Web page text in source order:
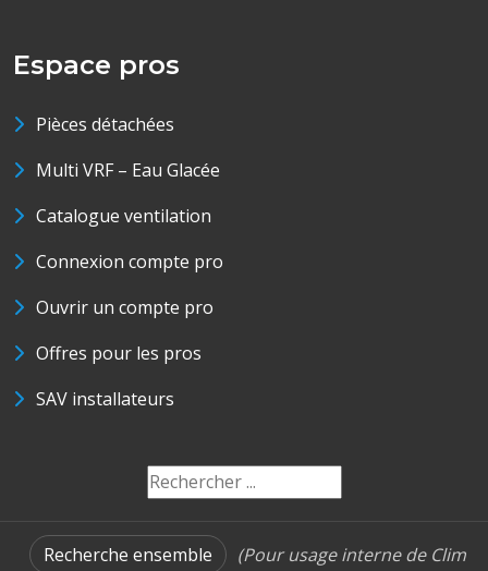
Espace pros
Pièces détachées
Multi VRF – Eau Glacée
Catalogue ventilation
Connexion compte pro
Ouvrir un compte pro
Offres pour les pros
SAV installateurs
Recherche ensemble (Pour usage interne de Clim